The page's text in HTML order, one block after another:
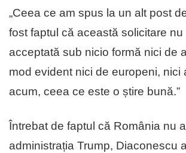
„Ceea ce am spus la un alt post
fost faptul că această solicitare nu
acceptată sub nicio formă nici de
mod evident nici de europeni, nici
acum, ceea ce este o știre bună.”
Întrebat de faptul că România nu
administrația Trump, Diaconescu